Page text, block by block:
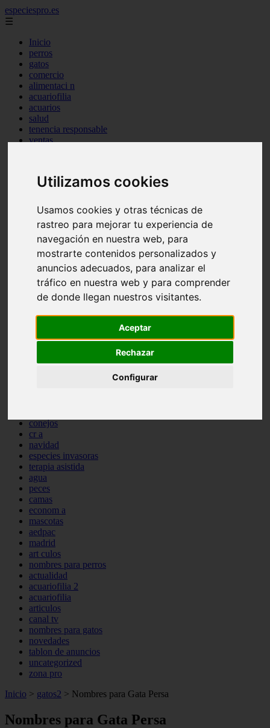
Utilizamos cookies
Usamos cookies y otras técnicas de
rastreo para mejorar tu experiencia de
navegación en nuestra web, para
mostrarte contenidos personalizados y
anuncios adecuados, para analizar el
tráfico en nuestra web y para comprender
de donde llegan nuestros visitantes.
Aceptar
Rechazar
Configurar
especiespro.es
☰
Inicio
perros
gatos
comercio
alimentaci n
acuariofilia
acuarios
salud
tenencia responsable
ventas
bienestar
verano
legislaci n
peluquer a
accesorios
peluquer a canina
complementos
consejos
comportamiento
protagonistas
reptiles
abandono
ferias
conejos
cr a
navidad
especies invasoras
terapia asistida
agua
peces
camas
econom a
mascotas
aedpac
madrid
art culos
nombres para perros
actualidad
acuariofilia 2
acuariofilia
articulos
canal tv
nombres para gatos
novedades
tablon de anuncios
uncategorized
zona pro
Inicio > gatos2 > Nombres para Gata Persa
Nombres para Gata Persa